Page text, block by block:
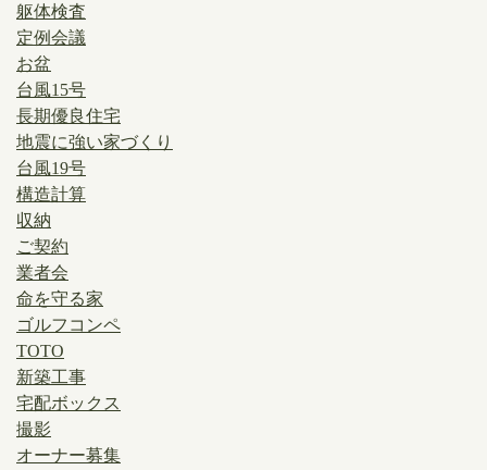
躯体検査
定例会議
お盆
台風15号
長期優良住宅
地震に強い家づくり
台風19号
構造計算
収納
ご契約
業者会
命を守る家
ゴルフコンペ
TOTO
新築工事
宅配ボックス
撮影
オーナー募集